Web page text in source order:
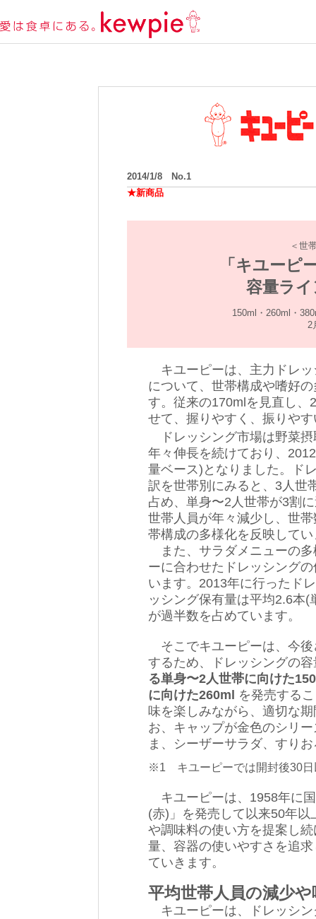
2014/1/8 No.1
★新商品
＜世
「キユーピ
容量ラ
150ml・260ml・
2
キユーピーは、主力ドレッ
について、世帯構成や嗜好
す。従来の170mlを見直し、
せて、握りやすく、振りや
ドレッシング市場は野菜摂
年々伸長を続けており、
量ベース)となりました。ド
訳を世帯別にみると、3人世
占め、単身〜2人世帯が3割
世帯人員が年々減少し、世
帯構成の多様化を反映して
また、サラダメニューの多
ーに合わせたドレッシング
います。2013年に行ったド
ッシング保有量は平均2.6本
が過半数を占めています。
そこでキユーピーは、今後
するため、ドレッシングの
る単身〜2人世帯に向けた
に向けた260ml
を発売する
味を楽しみながら、適切な
お、キャップが金色のシリ
ま、シーザーサラダ、すり
※1 キユーピーでは開封後30日
キユーピーは、1958年に
(赤)」を発売して以来50年
や調味料の使い方を提案し
量、容器の使いやすさを追
ていきます。
平均世帯人員の減少
キユーピーは、ドレッシン